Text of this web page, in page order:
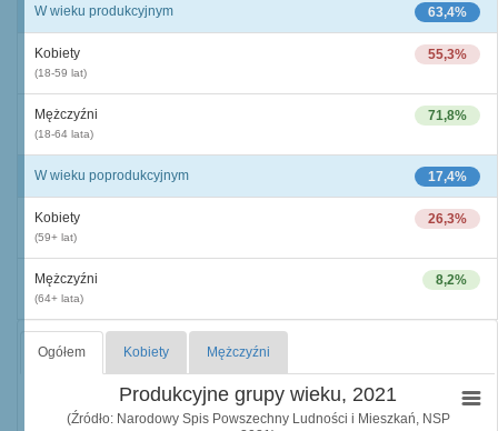
63,4%
W wieku produkcyjnym
55,3%
Kobiety
(18-59 lat)
71,8%
Mężczyźni
(18-64 lata)
17,4%
W wieku poprodukcyjnym
26,3%
Kobiety
(59+ lat)
8,2%
Mężczyźni
(64+ lata)
Ogółem Kobiety Mężczyźni
Produkcyjne grupy wieku, 2021
(Źródło: Narodowy Spis Powszechny Ludności i Mieszkań, NSP